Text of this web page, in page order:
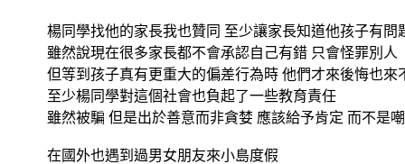
楊同學找他的家長我也贊同 至少讓家長知道他孩子有問
雖然說現在很多家長都不會承認自己有錯 只會怪罪別人
但等到孩子真有更重大的偏差行為時 他們才來後悔也來
至少楊同學對這個社會也負起了一些教育責任
雖然被騙 但是出於善意而非貪婪 應該給予肯定 而不是
在國外也遇到過男女朋友來小島度假